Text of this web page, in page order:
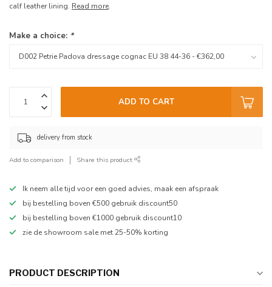
calf leather lining. Read more.
Make a choice: *
ADD TO CART
delivery from stock
Add to comparison Share this product
Ik neem alle tijd voor een goed advies, maak een afspraak
bij bestelling boven €500 gebruik discount50
bij bestelling boven €1000 gebruik discount10
zie de showroom sale met 25-50% korting
PRODUCT DESCRIPTION